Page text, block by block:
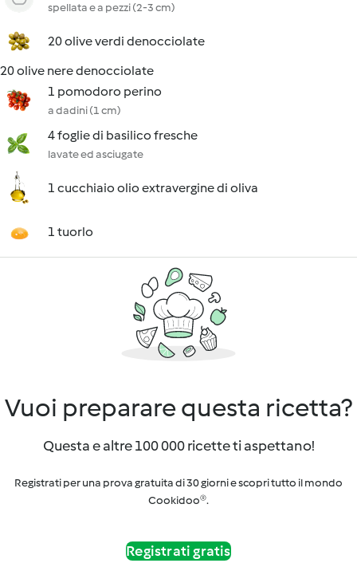
spellata e a pezzi (2-3 cm)
20 olive verdi denocciolate
20 olive nere denocciolate
1 pomodoro perino
a dadini (1 cm)
4 foglie di basilico fresche
lavate ed asciugate
1 cucchiaio olio extravergine di oliva
1 tuorlo
Vuoi preparare questa ricetta?
Questa e altre 100 000 ricette ti aspettano!
Registrati per una prova gratuita di 30 giorni e scopri tutto il mondo
Cookidoo®.
Registrati gratis